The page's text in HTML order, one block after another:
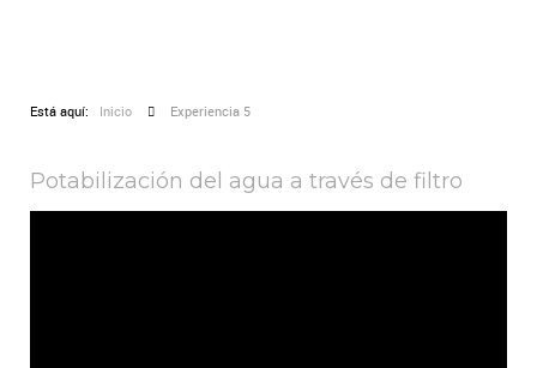
Está aquí: Inicio Experiencia 5
Potabilización del agua a través de filtro